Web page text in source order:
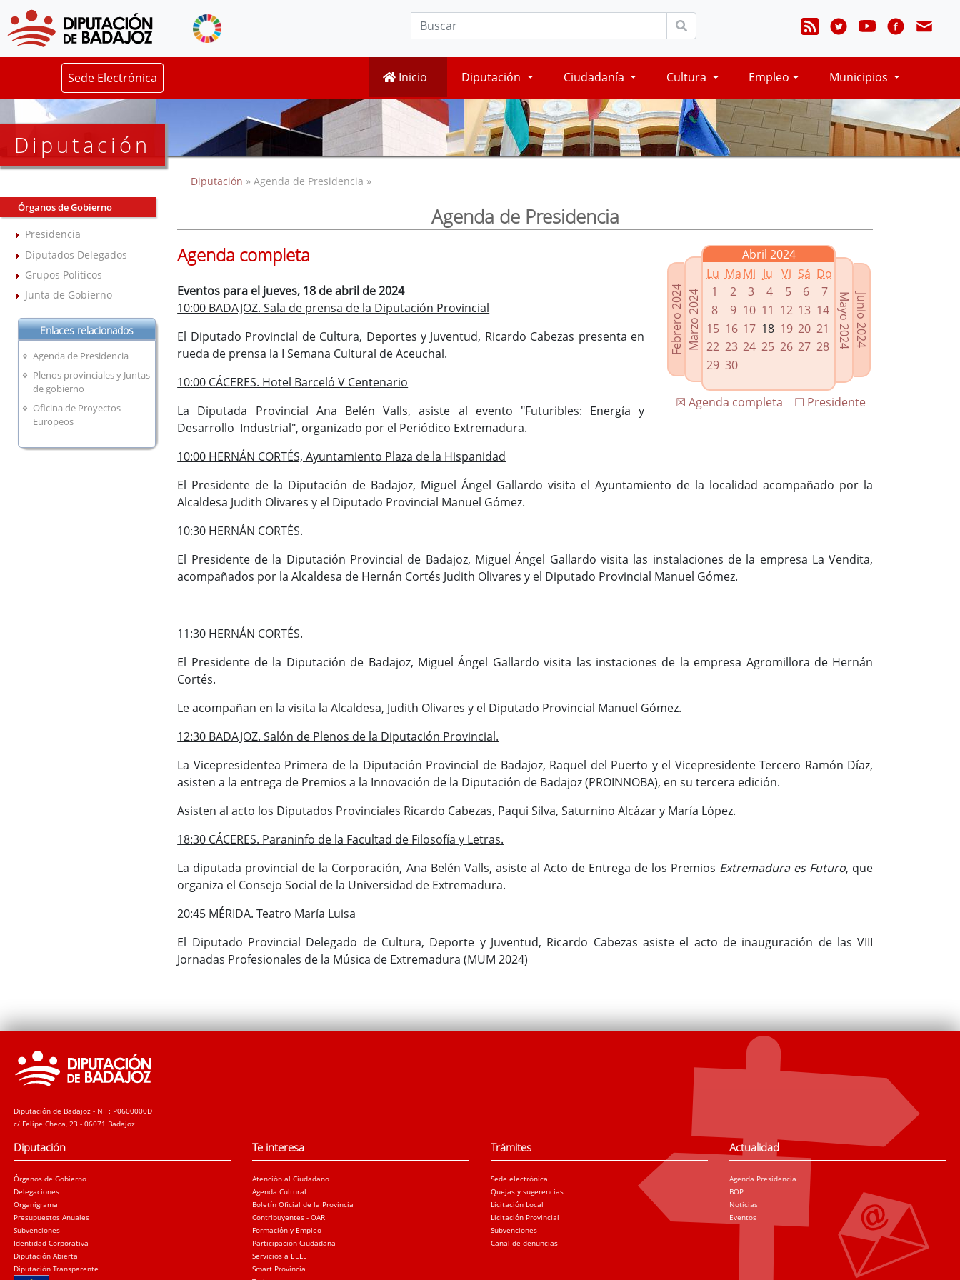
Sede Electrónica Inicio Diputación Ciudadanía Cultura Empleo Municipios
Diputación
Órganos de Gobierno
Presidencia
Diputados Delegados
Grupos Políticos
Junta de Gobierno
Enlaces relacionados
Agenda de Presidencia
Plenos provinciales y Juntas
de gobierno
Oficina de Proyectos
Europeos
Diputación » Agenda de Presidencia »
Agenda de Presidencia
Febrero 2024Marzo 2024
Abril 2024
Lu MaMi Ju Vi Sá Do
1
2 3 4 5 6
7
8
9 10 11 12 13 14
15 16 17 18 19 20 21
22 23 24 25 26 27 28
29 30
Junio 2024
Mayo 2024
☐ Presidente
☒ Agenda completa
Agenda completa
Eventos para el jueves, 18 de abril de 2024
10:00 BADAJOZ. Sala de prensa de la Diputación Provincial
El Diputado Provincial de Cultura, Deportes y Juventud, Ricardo Cabezas presenta en
rueda de prensa la I Semana Cultural de Aceuchal.
10:00 CÁCERES. Hotel Barceló V Centenario
La Diputada Provincial Ana Belén Valls, asiste al evento "Futuribles: Energía y
Desarrollo Industrial", organizado por el Periódico Extremadura.
10:00 HERNÁN CORTÉS, Ayuntamiento Plaza de la Hispanidad
El Presidente de la Diputación de Badajoz, Miguel Ángel Gallardo visita el Ayuntamiento de la localidad acompañado por la
Alcaldesa Judith Olivares y el Diputado Provincial Manuel Gómez.
10:30 HERNÁN CORTÉS.
El Presidente de la Diputación Provincial de Badajoz, Miguel Ángel Gallardo visita las instalaciones de la empresa La Vendita,
acompañados por la Alcaldesa de Hernán Cortés Judith Olivares y el Diputado Provincial Manuel Gómez.
11:30 HERNÁN CORTÉS.
El Presidente de la Diputación de Badajoz, Miguel Ángel Gallardo visita las instaciones de la empresa Agromillora de Hernán
Cortés.
Le acompañan en la visita la Alcaldesa, Judith Olivares y el Diputado Provincial Manuel Gómez.
12:30 BADAJOZ. Salón de Plenos de la Diputación Provincial.
La Vicepresidentea Primera de la Diputación Provincial de Badajoz, Raquel del Puerto y el Vicepresidente Tercero Ramón Díaz,
asisten a la entrega de Premios a la Innovación de la Diputación de Badajoz (PROINNOBA), en su tercera edición.
Asisten al acto los Diputados Provinciales Ricardo Cabezas, Paqui Silva, Saturnino Alcázar y María López.
18:30 CÁCERES. Paraninfo de la Facultad de Filosofía y Letras.
La diputada provincial de la Corporación, Ana Belén Valls, asiste al Acto de Entrega de los Premios Extremadura es Futuro, que
organiza el Consejo Social de la Universidad de Extremadura.
20:45 MÉRIDA. Teatro María Luisa
El Diputado Provincial Delegado de Cultura, Deporte y Juventud, Ricardo Cabezas asiste el acto de inauguración de las VIII
Jornadas Profesionales de la Música de Extremadura (MUM 2024)
Diputación de Badajoz - NIF: P0600000D
c/ Felipe Checa, 23 - 06071 Badajoz
Diputación
Órganos de Gobierno
Delegaciones
Organigrama
Presupuestos Anuales
Subvenciones
Identidad Corporativa
Diputación Abierta
Diputación Transparente
Te interesa
Atención al Ciudadano
Agenda Cultural
Boletín Oficial de la Provincia
Contribuyentes - OAR
Formación y Empleo
Participación Ciudadana
Servicios a EELL
Smart Provincia
Trámites
Sede electrónica
Quejas y sugerencias
Licitación Local
Licitación Provincial
Subvenciones
Canal de denuncias
Actualidad
Agenda Presidencia
BOP
Noticias
Eventos